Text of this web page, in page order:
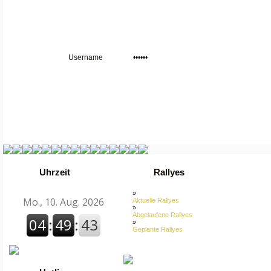
Uhrzeit Rallyes
»
Aktuelle Rallyes
»
Abgelaufene Rallyes
»
Geplante Rallyes